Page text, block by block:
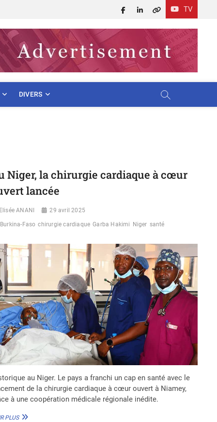
TV
Facebook
LinkedIn
X
DIVERS
Niger, la chirurgie cardiaque à cœur
lancée
Elisée ANANI 29 avril 2025
Burkina-Faso chirurgie cardiaque Garba Hakimi Niger santé
au Niger. Le pays a franchi un cap en santé avec le
de la chirurgie cardiaque à cœur ouvert à Niamey,
à une coopération médicale régionale inédite.
PLUSAU